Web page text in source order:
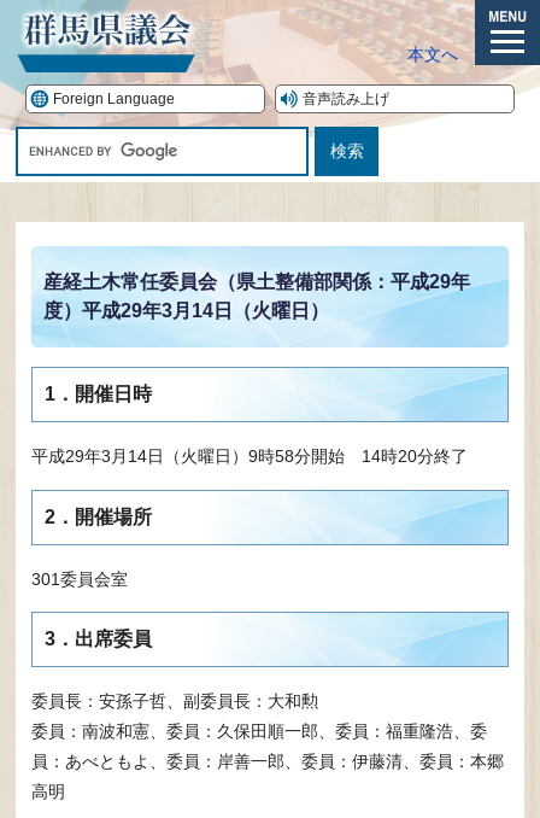
の
先
頭
メ
ニ
本文へ
Foreign Language 音声読み上げ
タ
ム
索
産経土木常任委員会（県土整備部関係：平成29年
度）平成29年3月14日（火曜日）
1．開催日時
平成29年3月14日（火曜日）9時58分開始 14時20分終了
2．開催場所
301委員会室
3．出席委員
委員長：安孫子哲、副委員長：大和勲
委員：南波和憲、委員：久保田順一郎、委員：福重隆浩、委
員：あべともよ、委員：岸善一郎、委員：伊藤清、委員：本郷
高明